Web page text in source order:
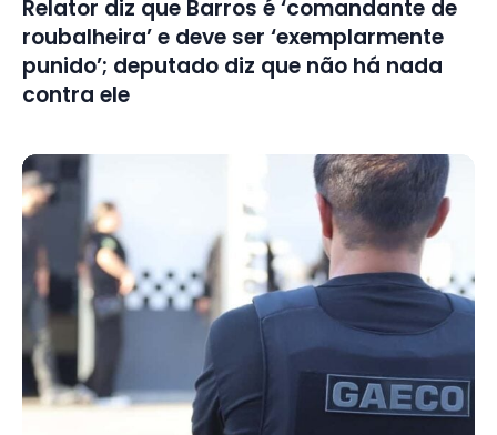
Relator diz que Barros é ‘comandante de
roubalheira’ e deve ser ‘exemplarmente
punido’; deputado diz que não há nada
contra ele